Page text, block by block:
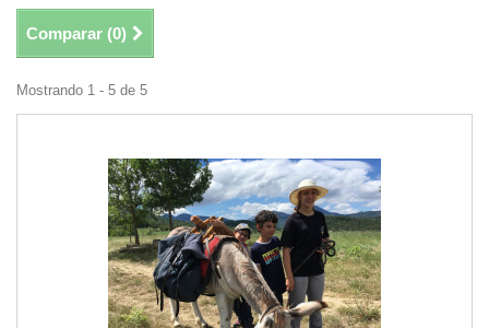
Comparar (0)
Mostrando 1 - 5 de 5